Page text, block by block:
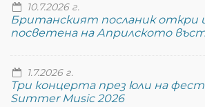
10.7.2026 г.
Британският посланик откри
посветена на Априлското
1.7.2026 г.
Три концерта през юли на
Summer Music 2026